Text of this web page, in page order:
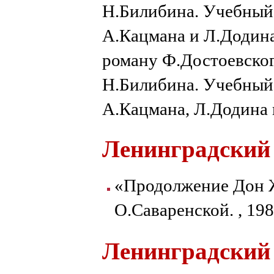
Н.Билибина.
А.Кацмана и
роману
Н.Билибина.
А.Кацмана,
«Продолжение Дон
О.Саваренской. ,